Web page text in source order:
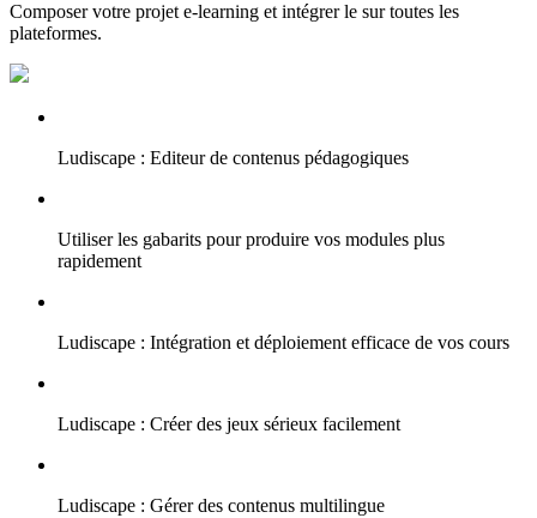
Composer votre projet e-learning et intégrer le sur toutes les
plateformes.
Ludiscape : Editeur de contenus pédagogiques
Utiliser les gabarits pour produire vos modules plus
rapidement
Ludiscape : Intégration et déploiement efficace de vos cours
Ludiscape : Créer des jeux sérieux facilement
Ludiscape : Gérer des contenus multilingue